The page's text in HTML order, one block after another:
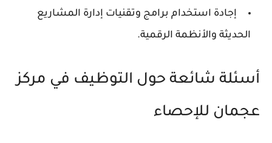
إجادة استخدام برامج وتقنيات إدارة المشاريع
الحديثة والأنظمة الرقمية.
أسئلة شائعة حول التوظيف في مركز
عجمان للإحصاء